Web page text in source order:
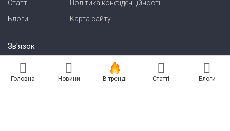
Статті
Блоги
Політика конфіденційності
Карта сайту
Зв'язок
Реклама на сайті
Есть новость? Присылайте — разместим!
Головна Новини В тренді Статті Блоги